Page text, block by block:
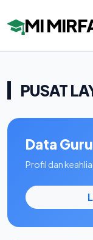
MI
PUSAT
Data Guru
Profil dan